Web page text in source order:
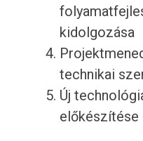
kidolgozása
technikai
Új
előkészítése